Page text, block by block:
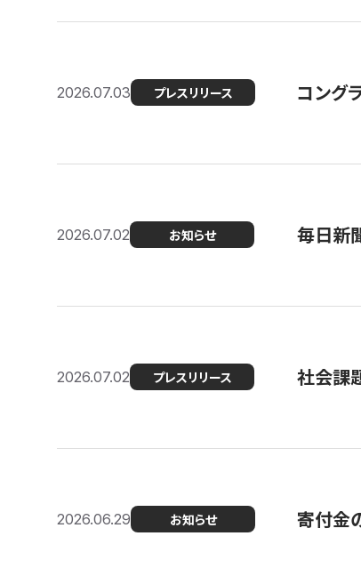
2026.07.03 プレスリリース コング
2026.07.02 お知らせ 毎日新
2026.07.02 プレスリリース 社会課
2026.06.29 お知らせ 寄付金